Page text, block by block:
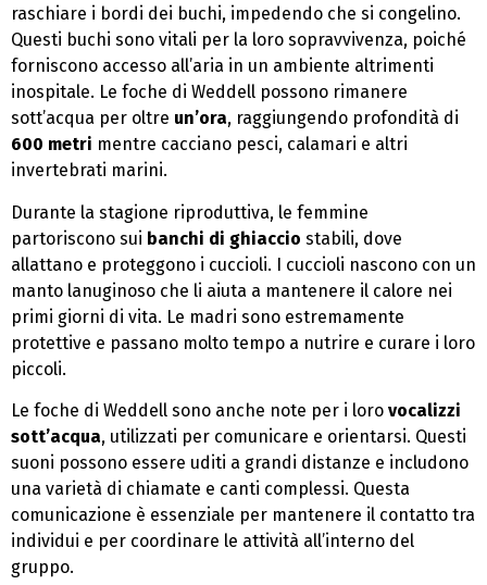
raschiare i bordi dei buchi, impedendo che si congelino.
Questi buchi sono vitali per la loro sopravvivenza, poiché
forniscono accesso all’aria in un ambiente altrimenti
inospitale. Le foche di Weddell possono rimanere
sott’acqua per oltre un’ora, raggiungendo profondità di
600 metri mentre cacciano pesci, calamari e altri
invertebrati marini.
Durante la stagione riproduttiva, le femmine
partoriscono sui banchi di ghiaccio stabili, dove
allattano e proteggono i cuccioli. I cuccioli nascono con un
manto lanuginoso che li aiuta a mantenere il calore nei
primi giorni di vita. Le madri sono estremamente
protettive e passano molto tempo a nutrire e curare i loro
piccoli.
Le foche di Weddell sono anche note per i loro vocalizzi
sott’acqua, utilizzati per comunicare e orientarsi. Questi
suoni possono essere uditi a grandi distanze e includono
una varietà di chiamate e canti complessi. Questa
comunicazione è essenziale per mantenere il contatto tra
individui e per coordinare le attività all’interno del
gruppo.